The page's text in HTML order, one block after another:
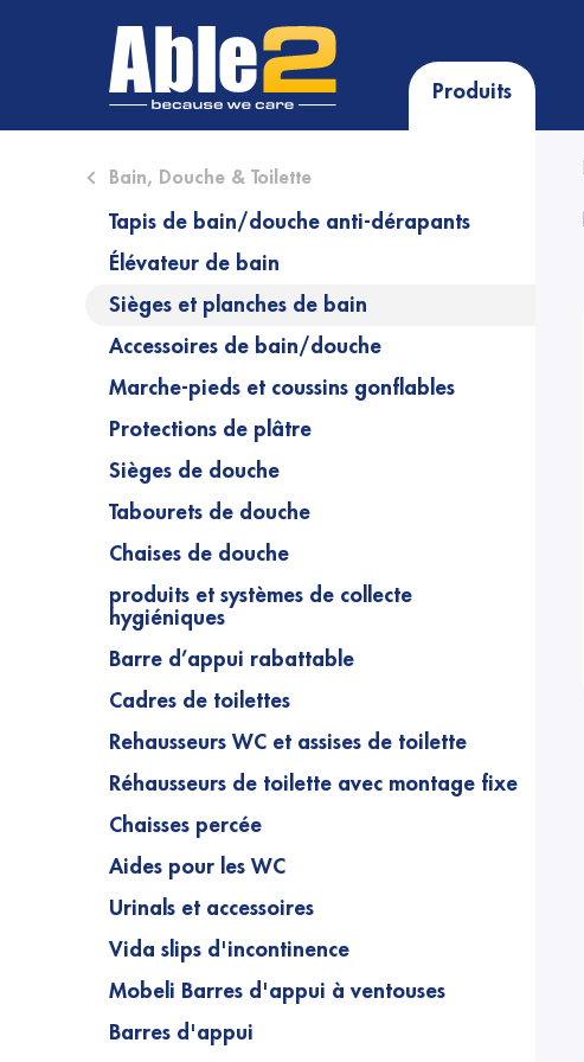
Produits
Close submenu (Bain, Douche & Toilette)
Bain, Douche & Toilette
Tapis de bain/douche anti-dérapants
Élévateur de bain
Sièges et planches de bain
Accessoires de bain/douche
Marche-pieds et coussins gonflables
Protections de plâtre
Sièges de douche
Tabourets de douche
Chaises de douche
produits et systèmes de collecte
hygiéniques
Barre d’appui rabattable
Cadres de toilettes
Rehausseurs WC et assises de toilette
Réhausseurs de toilette avec montage fixe
Chaisses percée
Aides pour les WC
Urinals et accessoires
Vida slips d'incontinence
Mobeli Barres d'appui à ventouses
Barres d'appui